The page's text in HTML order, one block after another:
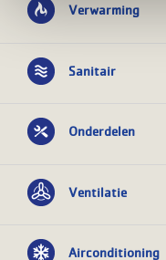
Verwarming
Sanitair
Onderdelen
Ventilatie
Airconditioning